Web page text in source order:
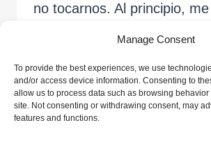
Manage Consent
To provide the best experiences, we use
and/or access device information. Consenting to
allow us to process data such as browsing
site. Not consenting or withdrawing consent, may
features and functions.
no tocarnos. Al principio,
acariciamos solo con la
LEER MÁSLA